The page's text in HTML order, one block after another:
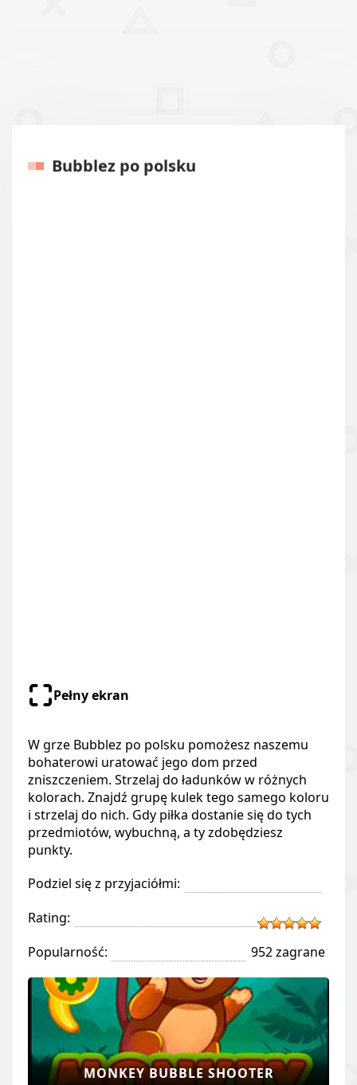
Bubblez po polsku
Pełny ekran
W grze Bubblez po polsku pomożesz naszemu
bohaterowi uratować jego dom przed
zniszczeniem. Strzelaj do ładunków w różnych
kolorach. Znajdź grupę kulek tego samego koloru
i strzelaj do nich. Gdy piłka dostanie się do tych
przedmiotów, wybuchną, a ty zdobędziesz
punkty.
Podziel się z przyjaciółmi:
Rating:
Popularność:
952 zagrane
MONKEY BUBBLE SHOOTER